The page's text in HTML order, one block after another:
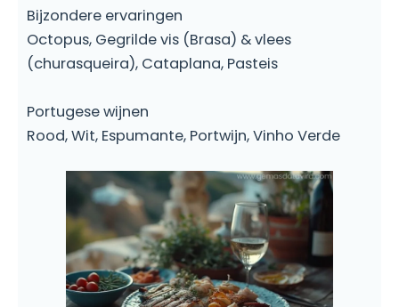
Bijzondere ervaringen
Octopus, Gegrilde vis (Brasa) & vlees
(churasqueira), Cataplana, Pasteis
Portugese wijnen
Rood, Wit, Espumante, Portwijn, Vinho Verde